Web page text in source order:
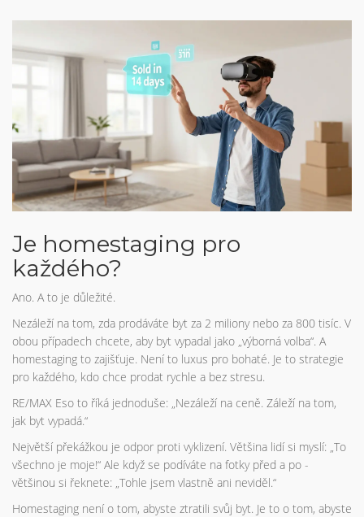
Je homestaging pro
každého?
Ano. A to je důležité.
Nezáleží na tom, zda prodáváte byt za 2 miliony nebo za 800 tisíc. V
obou případech chcete, aby byt vypadal jako „výborná volba“. A
homestaging to zajišťuje. Není to luxus pro bohaté. Je to strategie
pro každého, kdo chce prodat rychle a bez stresu.
RE/MAX Eso to říká jednoduše: „Nezáleží na ceně. Záleží na tom,
jak byt vypadá.“
Největší překážkou je odpor proti vyklizení. Většina lidí si myslí: „To
všechno je moje!“ Ale když se podíváte na fotky před a po -
většinou si řeknete: „Tohle jsem vlastně ani neviděl.“
Homestaging není o tom, abyste ztratili svůj byt. Je to o tom, abyste